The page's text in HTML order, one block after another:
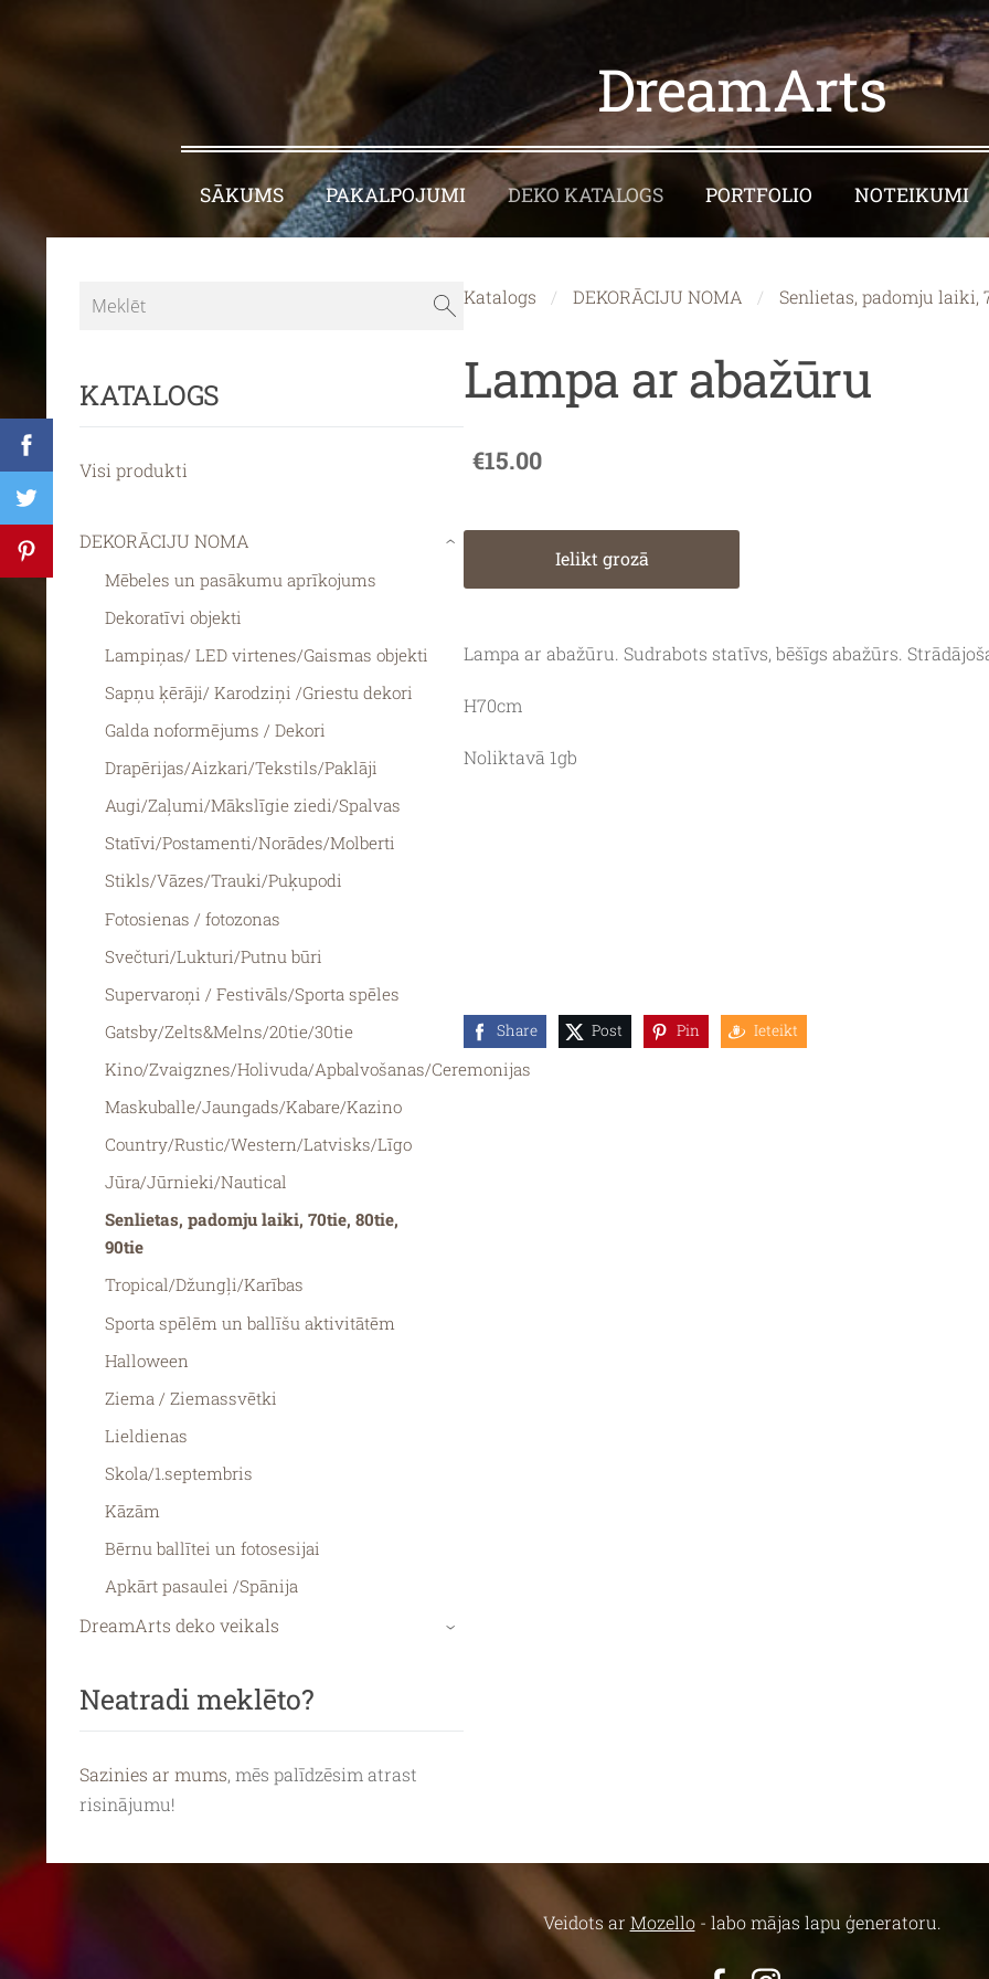
DreamArts
SĀKUMS PAKALPOJUMI DEKO KATALOGS PORTFOLIO NOTEIKUMI
KATALOGS
Visi produkti
DEKORĀCIJU NOMA
Mēbeles un pasākumu aprīkojums
Dekoratīvi objekti
Lampiņas/ LED virtenes/Gaismas objekti
Sapņu ķērāji/ Karodziņi /Griestu dekori
Galda noformējums / Dekori
Drapērijas/Aizkari/Tekstils/Paklāji
Augi/Zaļumi/Mākslīgie ziedi/Spalvas
Statīvi/Postamenti/Norādes/Molberti
Stikls/Vāzes/Trauki/Puķupodi
Fotosienas / fotozonas
Svečturi/Lukturi/Putnu būri
Supervaroņi / Festivāls/Sporta spēles
Gatsby/Zelts&Melns/20tie/30tie
Kino/Zvaigznes/Holivuda/Apbalvošanas/Ceremonijas
Maskuballe/Jaungads/Kabare/Kazino
Country/Rustic/Western/Latvisks/Līgo
Jūra/Jūrnieki/Nautical
Senlietas, padomju laiki, 70tie, 80tie,
90tie
Tropical/Džungļi/Karības
Sporta spēlēm un ballīšu aktivitātēm
Halloween
Ziema / Ziemassvētki
Lieldienas
Skola/1.septembris
Kāzām
Bērnu ballītei un fotosesijai
Apkārt pasaulei /Spānija
›
DreamArts deko veikals ›
Neatradi meklēto?
Sazinies ar mums, mēs palīdzēsim atrast
risinājumu!
Katalogs DEKORĀCIJU NOMA Senlietas, padomju laiki,
Lampa ar abažūru
€15.00
Ielikt grozā
Lampa ar abažūru. Sudrabots statīvs, bēšīgs abažūrs.
H70cm
Noliktavā 1gb
Share Post Pin Ieteikt
Veidots ar Mozello- labo mājas lapu ģeneratoru.